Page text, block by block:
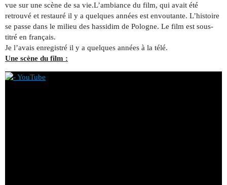
vue sur une scène de sa vie.L’ambiance du film, qui avait été
retrouvé et restauré il y a quelques années est envoutante. L’histoire
se passe dans le milieu des hassidim de Pologne. Le film est sous-
titré en français.
Je l’avais enregistré il y a quelques années à la télé.
Une scène du film :